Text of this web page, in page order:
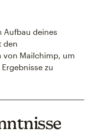
Aufbau deines
den
Mailchimp, um
zu